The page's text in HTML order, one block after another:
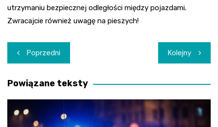
utrzymaniu bezpiecznej odległości między pojazdami.
Zwracajcie również uwagę na pieszych!
Nawigacja
wpisu
Poprzedni Kolejny
Powiązane teksty